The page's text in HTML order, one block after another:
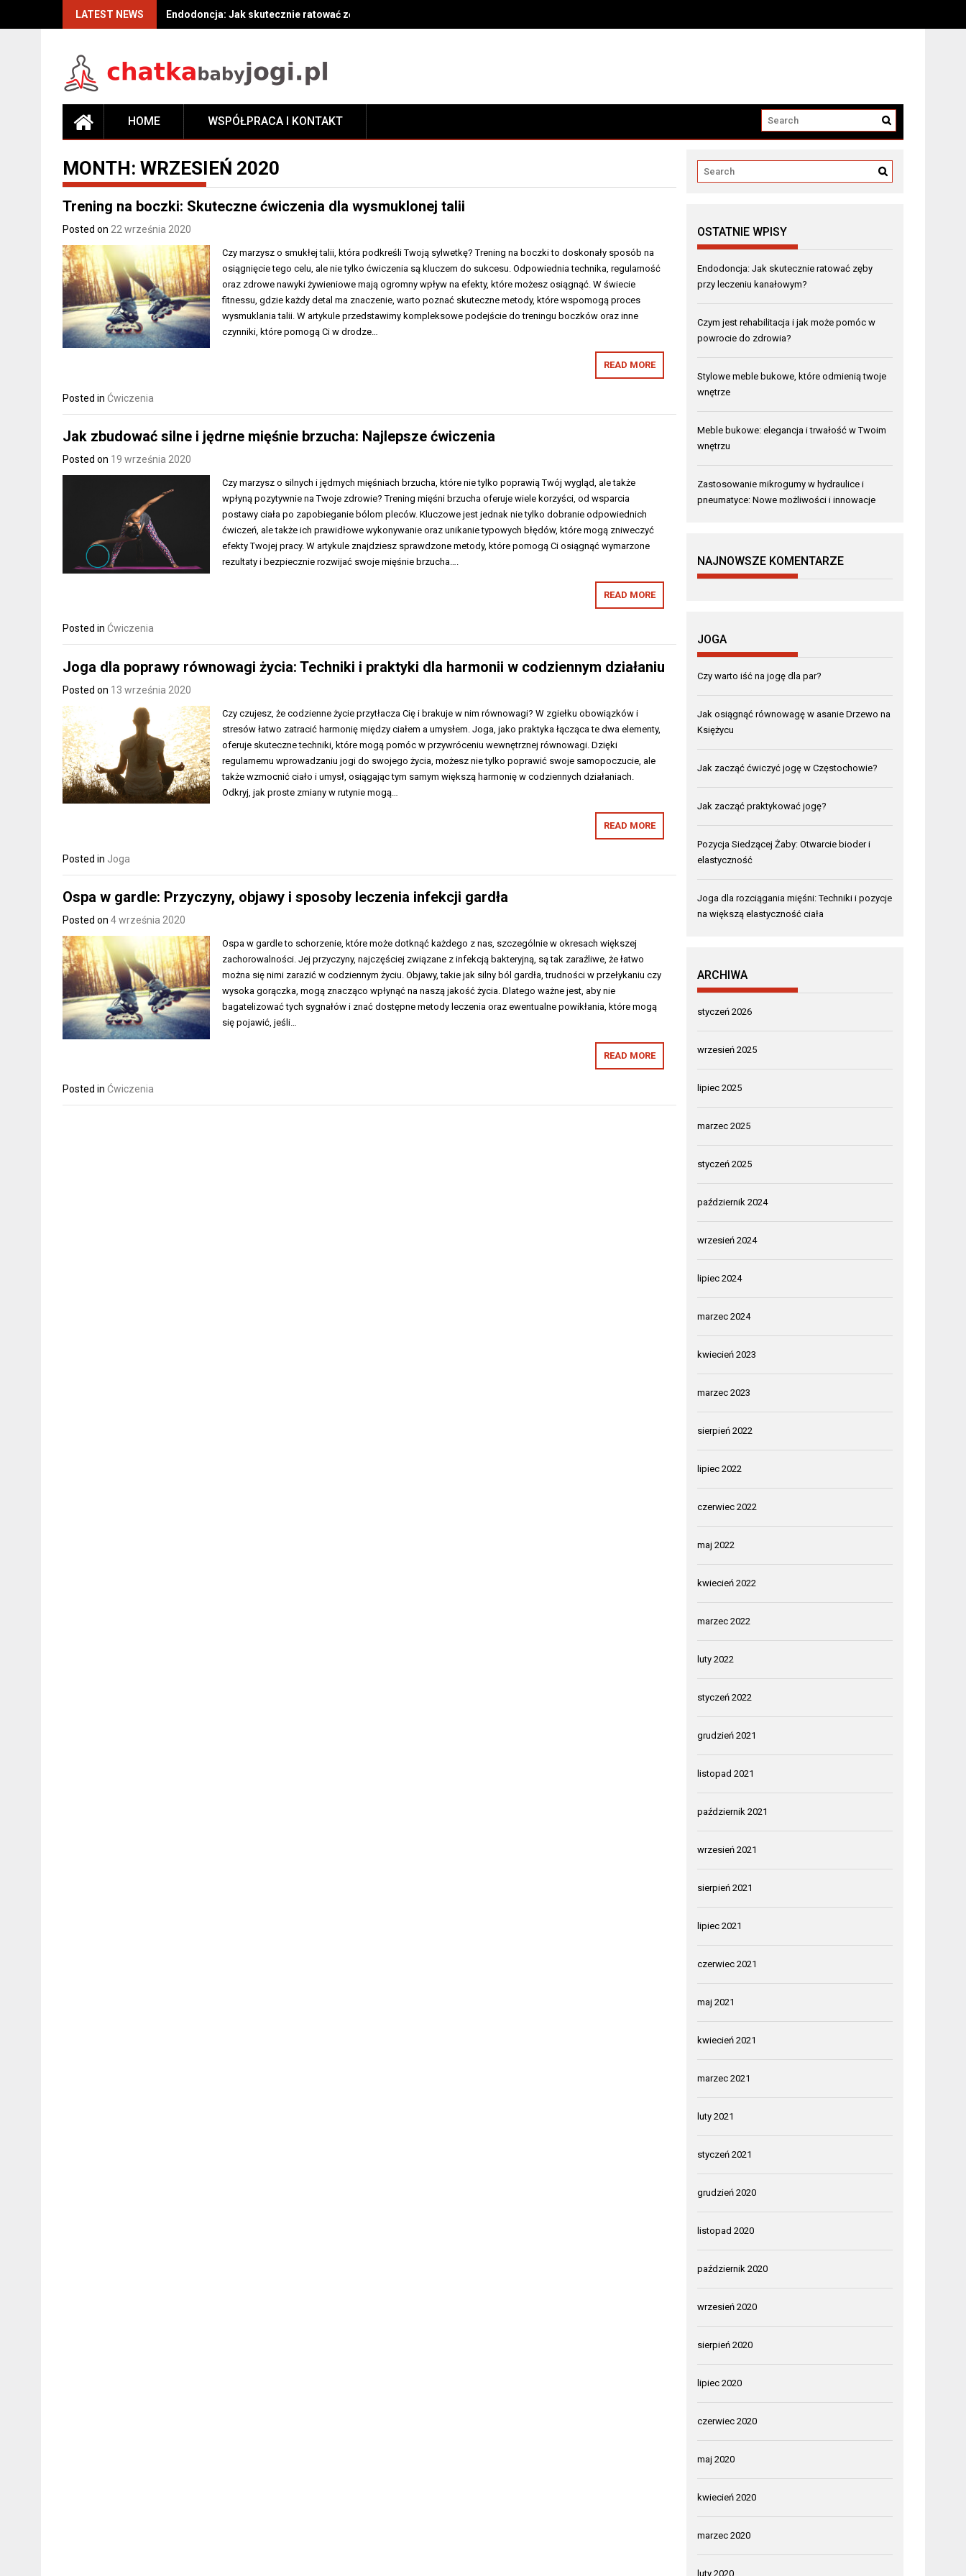
LATEST NEWS Endodoncja: Jak skutecznie ratować zęby przy leczeniu kanałowym?
HOME WSPÓŁPRACA I KONTAKT
MONTH: WRZESIEŃ 2020
Trening na boczki: Skuteczne ćwiczenia dla wysmuklonej talii
Posted on 22 września 2020
Czy marzysz o smukłej talii, która podkreśli Twoją sylwetkę? Trening na boczki to doskonały sposób na
osiągnięcie tego celu, ale nie tylko ćwiczenia są kluczem do sukcesu. Odpowiednia technika, regularność
oraz zdrowe nawyki żywieniowe mają ogromny wpływ na efekty, które możesz osiągnąć. W świecie
fitnessu, gdzie każdy detal ma znaczenie, warto poznać skuteczne metody, które wspomogą proces
wysmuklania talii. W artykule przedstawimy kompleksowe podejście do treningu boczków oraz inne
czynniki, które pomogą Ci w drodze…
READ MORE
Posted in Ćwiczenia
Jak zbudować silne i jędrne mięśnie brzucha: Najlepsze ćwiczenia
Posted on 19 września 2020
Czy marzysz o silnych i jędrnych mięśniach brzucha, które nie tylko poprawią Twój wygląd, ale także
wpłyną pozytywnie na Twoje zdrowie? Trening mięśni brzucha oferuje wiele korzyści, od wsparcia
postawy ciała po zapobieganie bólom pleców. Kluczowe jest jednak nie tylko dobranie odpowiednich
ćwiczeń, ale także ich prawidłowe wykonywanie oraz unikanie typowych błędów, które mogą zniweczyć
efekty Twojej pracy. W artykule znajdziesz sprawdzone metody, które pomogą Ci osiągnąć wymarzone
rezultaty i bezpiecznie rozwijać swoje mięśnie brzucha….
READ MORE
Posted in Ćwiczenia
Joga dla poprawy równowagi życia: Techniki i praktyki dla harmonii w codziennym działaniu
Posted on 13 września 2020
Czy czujesz, że codzienne życie przytłacza Cię i brakuje w nim równowagi? W zgiełku obowiązków i
stresów łatwo zatracić harmonię między ciałem a umysłem. Joga, jako praktyka łącząca te dwa elementy,
oferuje skuteczne techniki, które mogą pomóc w przywróceniu wewnętrznej równowagi. Dzięki
regularnemu wprowadzaniu jogi do swojego życia, możesz nie tylko poprawić swoje samopoczucie, ale
także wzmocnić ciało i umysł, osiągając tym samym większą harmonię w codziennych działaniach.
Odkryj, jak proste zmiany w rutynie mogą…
READ MORE
Posted in Joga
Ospa w gardle: Przyczyny, objawy i sposoby leczenia infekcji gardła
Posted on 4 września 2020
Ospa w gardle to schorzenie, które może dotknąć każdego z nas, szczególnie w okresach większej
zachorowalności. Jej przyczyny, najczęściej związane z infekcją bakteryjną, są tak zaraźliwe, że łatwo
można się nimi zarazić w codziennym życiu. Objawy, takie jak silny ból gardła, trudności w przełykaniu czy
wysoka gorączka, mogą znacząco wpłynąć na naszą jakość życia. Dlatego ważne jest, aby nie
bagatelizować tych sygnałów i znać dostępne metody leczenia oraz ewentualne powikłania, które mogą
się pojawić, jeśli…
READ MORE
Posted in Ćwiczenia
OSTATNIE WPISY
Endodoncja: Jak skutecznie ratować zęby
przy leczeniu kanałowym?
Czym jest rehabilitacja i jak może pomóc w
powrocie do zdrowia?
Stylowe meble bukowe, które odmienią twoje
wnętrze
Meble bukowe: elegancja i trwałość w Twoim
wnętrzu
Zastosowanie mikrogumy w hydraulice i
pneumatyce: Nowe możliwości i innowacje
NAJNOWSZE KOMENTARZE
JOGA
Czy warto iść na jogę dla par?
Jak osiągnąć równowagę w asanie Drzewo na
Księżycu
Jak zacząć ćwiczyć jogę w Częstochowie?
Jak zacząć praktykować jogę?
Pozycja Siedzącej Żaby: Otwarcie bioder i
elastyczność
Joga dla rozciągania mięśni: Techniki i pozycje
na większą elastyczność ciała
ARCHIWA
styczeń 2026
wrzesień 2025
lipiec 2025
marzec 2025
styczeń 2025
październik 2024
wrzesień 2024
lipiec 2024
marzec 2024
kwiecień 2023
marzec 2023
sierpień 2022
lipiec 2022
czerwiec 2022
maj 2022
kwiecień 2022
marzec 2022
luty 2022
styczeń 2022
grudzień 2021
listopad 2021
październik 2021
wrzesień 2021
sierpień 2021
lipiec 2021
czerwiec 2021
maj 2021
kwiecień 2021
marzec 2021
luty 2021
styczeń 2021
grudzień 2020
listopad 2020
październik 2020
wrzesień 2020
sierpień 2020
lipiec 2020
czerwiec 2020
maj 2020
kwiecień 2020
marzec 2020
luty 2020